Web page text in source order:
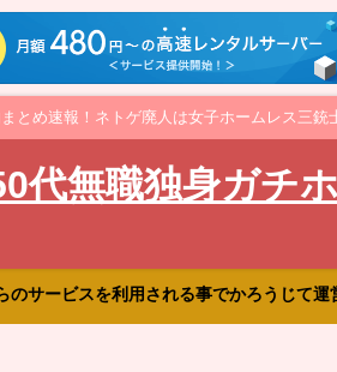
とめ速報！ネトゲ廃人は女子ホームレス三
代無職独身ガチ
サービスを利用される事でかろうじて